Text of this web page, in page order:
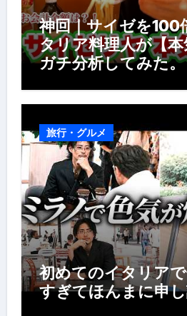
神回｜サイゼを100
タリア料理人が【
ガチ分析してみた。
旅行・グルメ
初めてのイタリア
すぎてほんまに申